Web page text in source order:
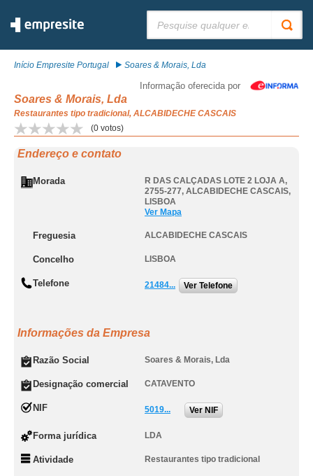
Início Empresite Portugal Soares & Morais, Lda
Informação oferecida por
Soares & Morais, Lda
Restaurantes tipo tradicional, ALCABIDECHE CASCAIS
(0 votos)
Endereço e contato
Morada
R DAS CALÇADAS LOTE 2 LOJA A,
2755-277, ALCABIDECHE CASCAIS,
LISBOA
Ver Mapa
Freguesia ALCABIDECHE CASCAIS
Concelho LISBOA
Telefone 21484... Ver Telefone
Informações da Empresa
Razão Social Soares & Morais, Lda
Designação comercial CATAVENTO
NIF 5019... Ver NIF
Forma jurídica LDA
Atividade Restaurantes tipo tradicional